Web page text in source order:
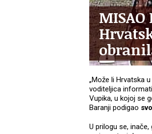
MISAO
„Može li Hrvatska
voditeljica
Vupika, u kojoj se
Baranji podigao
U prilogu se,